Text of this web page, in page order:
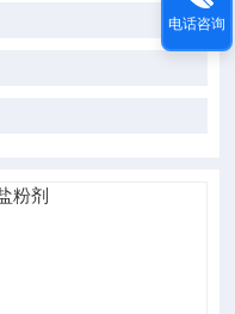
电话咨询